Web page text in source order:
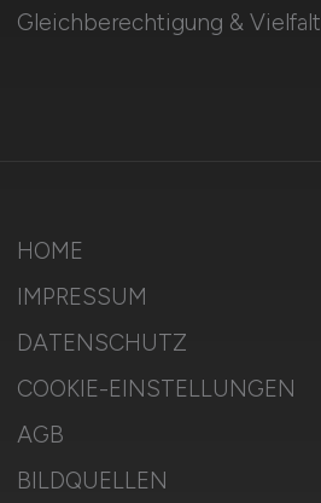
Gleichberechtigung & Vielfalt
HOME
IMPRESSUM
DATENSCHUTZ
COOKIE-EINSTELLUNGEN
AGB
BILDQUELLEN